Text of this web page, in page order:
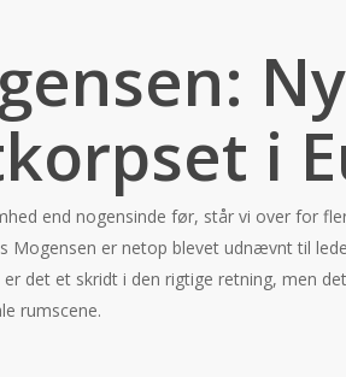
i
end nogensinde før, står vi over for
Mogensen er netop blevet udnævnt til
det et skridt i den rigtige retning, men
rumscene.